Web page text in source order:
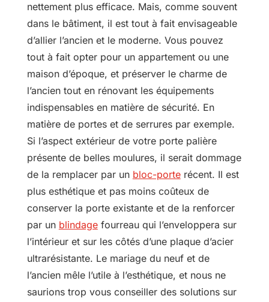
nettement plus efficace. Mais, comme souvent
dans le bâtiment, il est tout à fait envisageable
d’allier l’ancien et le moderne. Vous pouvez
tout à fait opter pour un appartement ou une
maison d’époque, et préserver le charme de
l’ancien tout en rénovant les équipements
indispensables en matière de sécurité. En
matière de portes et de serrures par exemple.
Si l’aspect extérieur de votre porte palière
présente de belles moulures, il serait dommage
de la remplacer par un bloc-porterécent. Il est
plus esthétique et pas moins coûteux de
conserver la porte existante et de la renforcer
par un blindagefourreau qui l’enveloppera sur
l’intérieur et sur les côtés d’une plaque d’acier
ultrarésistante. Le mariage du neuf et de
l’ancien mêle l’utile à l’esthétique, et nous ne
saurions trop vous conseiller des solutions sur